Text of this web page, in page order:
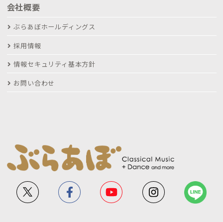
会社概要
ぶらあぼホールディングス
採用情報
情報セキュリティ基本方針
お問い合わせ